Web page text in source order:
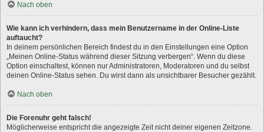
Nach oben
Wie kann ich verhindern, dass mein Benutzername in der Online-Liste
auftaucht?
In deinem persönlichen Bereich findest du in den Einstellungen eine Option
„Meinen Online-Status während dieser Sitzung verbergen“. Wenn du diese
Option einschaltest, können nur Administratoren, Moderatoren und du selbst
deinen Online-Status sehen. Du wirst dann als unsichtbarer Besucher gezählt.
Nach oben
Die Forenuhr geht falsch!
Möglicherweise entspricht die angezeigte Zeit nicht deiner eigenen Zeitzone.